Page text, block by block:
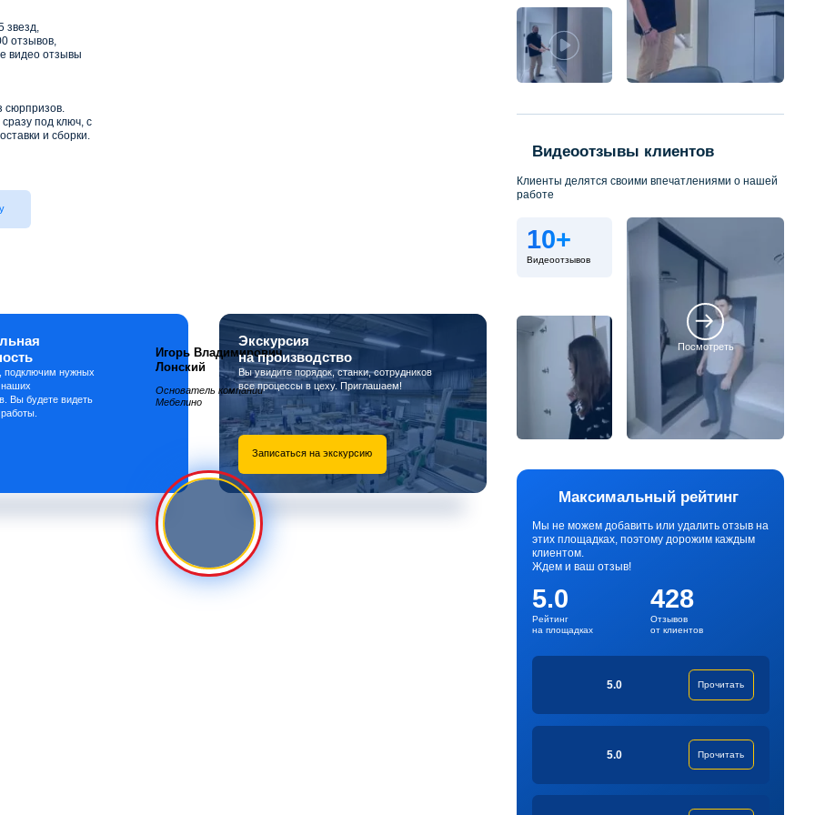
звезд,
отзывов,
видео отзывы
сюрпризов.
под ключ, с
и сборки.
Игорь Владимирович
Лонский
Основатель компании
Мебелино
подключим нужных
Вы будете видеть
Экскурсия
на производство
Вы увидите порядок, станки, сотрудников
все процессы в цеху. Приглашаем!
Записаться на экскурсию
Видеоотзывы клиентов
Клиенты делятся своими впечатлениями о нашей
работе
10+
Видеоотзывов
Посмотреть
Максимальный рейтинг
Мы не можем добавить или удалить отзыв на
этих площадках, поэтому дорожим каждым
клиентом.
Ждем и ваш отзыв!
5.0
Рейтинг
на площадках
428
Отзывов
от клиентов
5.0 Прочитать
5.0 Прочитать